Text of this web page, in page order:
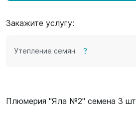
Закажите услугу:
Утепление семян ?
Плюмерия "Яла №2" семена 3 шт